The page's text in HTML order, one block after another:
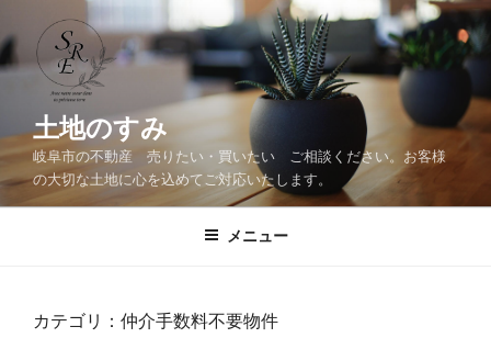
ン
テ
へ
土地のすみ
岐阜市の不動産 売りたい・買いたい ご相談ください。お客様
の大切な土地に心を込めてご対応いたします。
メニュー
カテゴリ：仲介手数料不要物件